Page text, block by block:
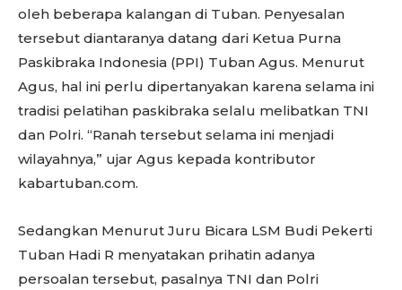
oleh beberapa kalangan di Tuban. Penyesalan
tersebut diantaranya datang dari Ketua Purna
Paskibraka Indonesia (PPI) Tuban Agus. Menurut
Agus, hal ini perlu dipertanyakan karena selama ini
tradisi pelatihan paskibraka selalu melibatkan TNI
dan Polri. “Ranah tersebut selama ini menjadi
wilayahnya,” ujar Agus kepada kontributor
kabartuban.com.
Sedangkan Menurut Juru Bicara LSM Budi Pekerti
Tuban Hadi R menyatakan prihatin adanya
persoalan tersebut, pasalnya TNI dan Polri